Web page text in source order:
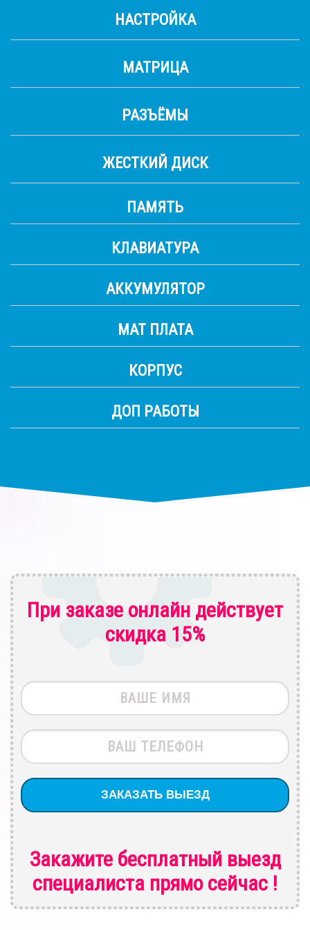
НАСТРОЙКА
МАТРИЦА
РАЗЪЁМЫ
ЖЕСТКИЙ ДИСК
ПАМЯТЬ
КЛАВИАТУРА
АККУМУЛЯТОР
МАТ ПЛАТА
КОРПУС
ДОП РАБОТЫ
При заказе онлайн действует
скидка 15%
Закажите бесплатный выезд
специалиста прямо сейчас !